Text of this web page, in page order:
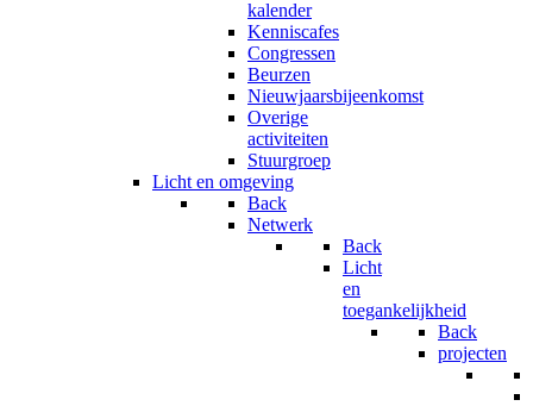
kalender
Kenniscafes
Congressen
Beurzen
Nieuwjaarsbijeenkomst
Overige
activiteiten
Stuurgroep
Licht en omgeving
Back
Netwerk
Back
Licht
en
toegankelijkheid
Back
projecten